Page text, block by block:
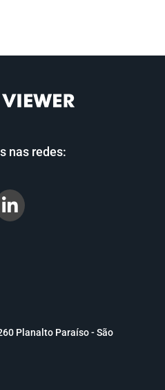
nas redes:
Planalto Paraíso - São